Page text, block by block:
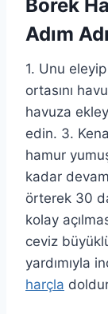
Börek
Adım
1. Unu
ortasını
havuza
edin. 3.
hamur
kadar
örterek 30
kolay
ceviz
yardımıyla
harçla